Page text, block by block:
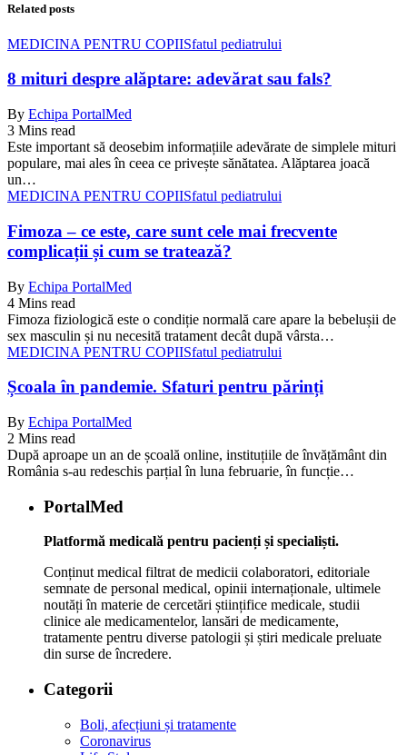
Related posts
MEDICINA PENTRU COPIISfatul pediatrului
8 mituri despre alăptare: adevărat sau fals?
By Echipa PortalMed
3 Mins read
Este important să deosebim informațiile adevărate de simplele mituri
populare, mai ales în ceea ce privește sănătatea. Alăptarea joacă
un…
MEDICINA PENTRU COPIISfatul pediatrului
Fimoza – ce este, care sunt cele mai frecvente
complicații și cum se tratează?
By Echipa PortalMed
4 Mins read
Fimoza fiziologică este o condiție normală care apare la bebelușii de
sex masculin și nu necesită tratament decât după vârsta…
MEDICINA PENTRU COPIISfatul pediatrului
Școala în pandemie. Sfaturi pentru părinți
By Echipa PortalMed
2 Mins read
După aproape un an de școală online, instituțiile de învățământ din
România s-au redeschis parțial în luna februarie, în funcție…
PortalMed
Platformă medicală pentru pacienți și specialiști.
Conținut medical filtrat de medicii colaboratori, editoriale
semnate de personal medical, opinii internaționale, ultimele
noutăți în materie de cercetări științifice medicale, studii
clinice ale medicamentelor, lansări de medicamente,
tratamente pentru diverse patologii și știri medicale preluate
din surse de încredere.
Categorii
Boli, afecțiuni și tratamente
Coronavirus